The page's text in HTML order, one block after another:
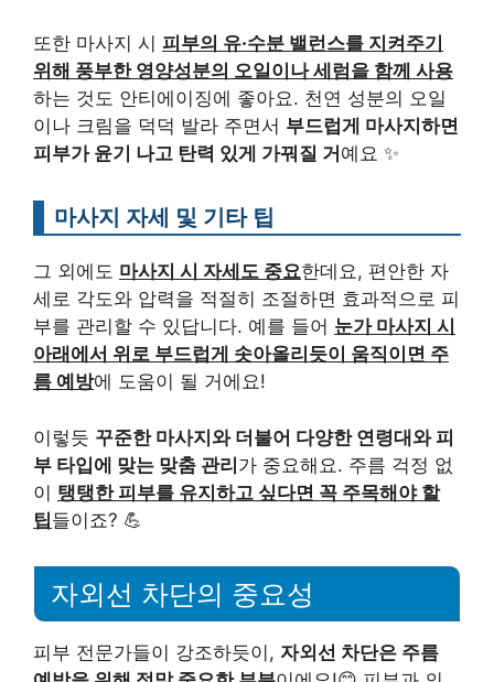
또한 마사지 시 피부의 유·수분 밸런스를 지켜주기
위해 풍부한 영양성분의 오일이나 세럼을 함께 사용
하는 것도 안티에이징에 좋아요. 천연 성분의 오일
이나 크림을 덕덕 발라 주면서 부드럽게 마사지하면
피부가 윤기 나고 탄력 있게 가꿔질 거 예요 ✨
마사지 자세 및 기타 팁
그 외에도 마사지 시 자세도 중요한데요, 편안한 자
세로 각도와 압력을 적절히 조절하면 효과적으로 피
부를 관리할 수 있답니다. 예를 들어 눈가 마사지 시
아래에서 위로 부드럽게 솟아올리듯이 움직이면 주
름 예방에 도움이 될 거에요!
이렇듯 꾸준한 마사지와 더불어 다양한 연령대와 피
부 타입에 맞는 맞춤 관리가 중요해요. 주름 걱정 없
이 탱탱한 피부를 유지하고 싶다면 꼭 주목해야 할
팁들이죠? 💪
자외선 차단의 중요성
피부 전문가들이 강조하듯이, 자외선 차단은 주름